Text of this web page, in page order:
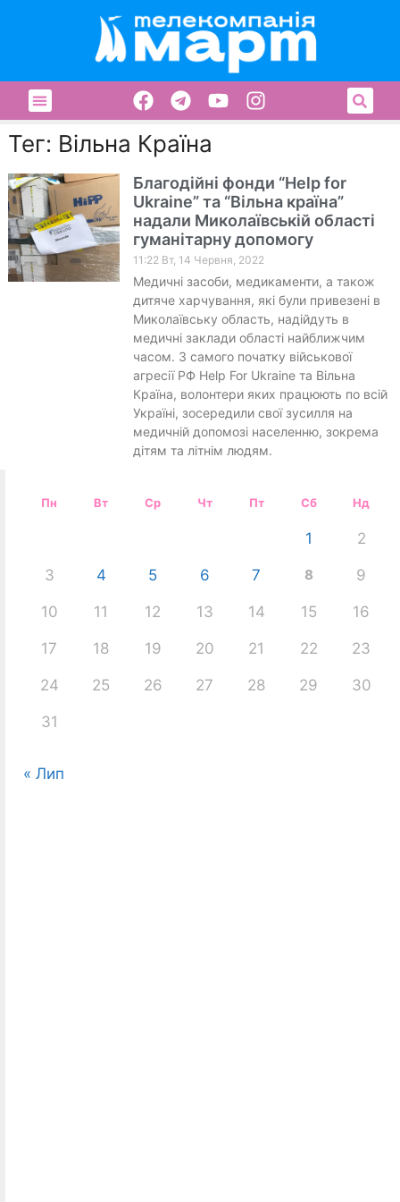
Тег: Вільна Країна
Благодійні фонди “Help for
Ukraine” та “Вільна країна”
надали Миколаївській області
гуманітарну допомогу
11:22 Вт, 14 Червня, 2022
Медичні засоби, медикаменти, а також
дитяче харчування, які були привезені в
Миколаївську область, надійдуть в
медичні заклади області найближчим
часом. З самого початку військової
агресії РФ Help For Ukraine та Вільна
Країна, волонтери яких працюють по всій
Україні, зосередили свої зусилля на
медичній допомозі населенню, зокрема
дітям та літнім людям.
Пн Вт Ср Чт Пт Сб Нд
1 2
3 4 5 6 7 8 9
10 11 12 13 14 15 16
17 18 19 20 21 22 23
24 25 26 27 28 29 30
31
« Лип